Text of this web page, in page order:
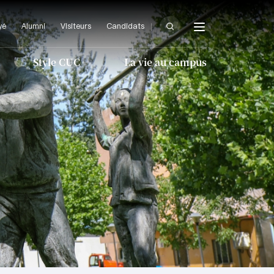
User Visiteurs Candidats
Style CUC La vie au campus
Arts et culture
Athlétisme et fitness
Logement et
restauration
Santé et bien-être
Style étudiant
Alumni Visiteurs Candidats
de base
Instituts et centres
Journaux
et la Chine
Style CUC La vie au campus
et fitness
Logement et restauration
étudiant